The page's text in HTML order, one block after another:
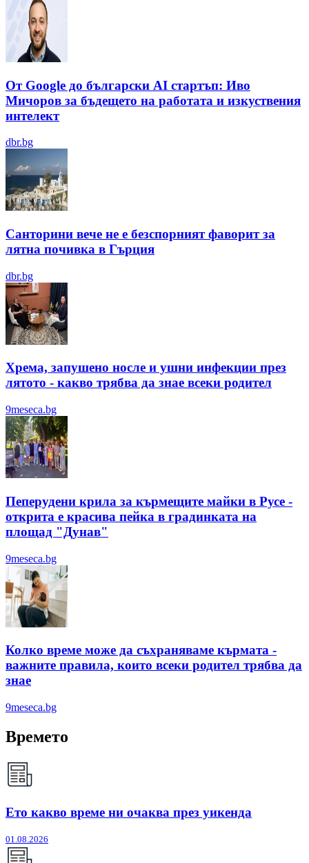
От Google до български AI стартъп: Иво
Мичоров за бъдещето на работата и изкуствения
интелект
dbr.bg
Санторини вече не е безспорният фаворит за
лятна почивка в Гърция
dbr.bg
Хрема, запушено носле и ушни инфекции през
лятотo - какво трябва да знае всеки родител
9meseca.bg
Пеперудени крила за кърмещите майки в Русе -
открита е красива пейка в градинката на
площад "Дунав"
9meseca.bg
Колко време може да съхраняваме кърмата -
важните правила, които всеки родител трябва да
знае
9meseca.bg
Времето
Ето какво време ни очаква през уикенда
01.08.2026